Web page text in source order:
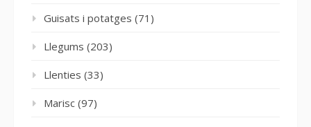
Guisats i potatges (71)
Llegums (203)
Llenties (33)
Marisc (97)